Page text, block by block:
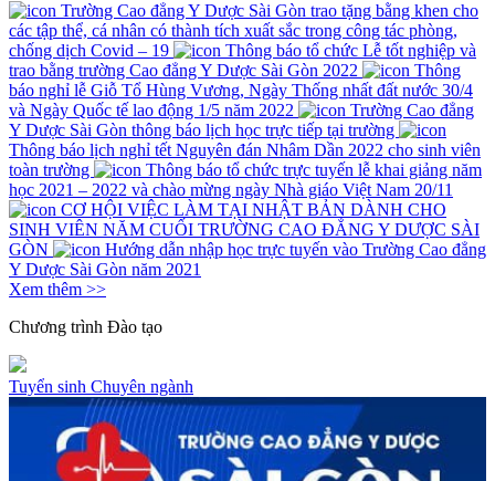
Trường Cao đẳng Y Dược Sài Gòn trao tặng bằng khen cho
các tập thể, cá nhân có thành tích xuất sắc trong công tác phòng,
chống dịch Covid – 19
Thông báo tổ chức Lễ tốt nghiệp và
trao bằng trường Cao đẳng Y Dược Sài Gòn 2022
Thông
báo nghỉ lễ Giỗ Tổ Hùng Vương, Ngày Thống nhất đất nước 30/4
và Ngày Quốc tế lao động 1/5 năm 2022
Trường Cao đẳng
Y Dược Sài Gòn thông báo lịch học trực tiếp tại trường
Thông báo lịch nghỉ tết Nguyên đán Nhâm Dần 2022 cho sinh viên
toàn trường
Thông báo tổ chức trực tuyến lễ khai giảng năm
học 2021 – 2022 và chào mừng ngày Nhà giáo Việt Nam 20/11
CƠ HỘI VIỆC LÀM TẠI NHẬT BẢN DÀNH CHO
SINH VIÊN NĂM CUỐI TRƯỜNG CAO ĐẲNG Y DƯỢC SÀI
GÒN
Hướng dẫn nhập học trực tuyến vào Trường Cao đẳng
Y Dược Sài Gòn năm 2021
Xem thêm >>
Chương trình Đào tạo
Tuyển sinh Chuyên ngành